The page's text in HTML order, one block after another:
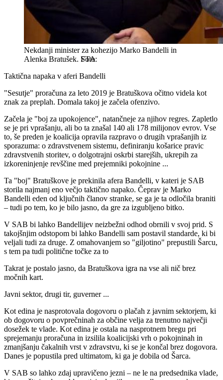
Nekdanji minister za kohezijo Marko Bandelli in
Alenka Bratušek. STA
Taktična napaka v aferi Bandelli
"Sesutje" proračuna za leto 2019 je Bratuškova očitno videla kot
znak za preplah. Domala takoj je začela ofenzivo.
Začela je "boj za upokojence", natančneje za njihov regres. Zapletlo
se je pri vprašanju, ali bo ta znašal 140 ali 178 milijonov evrov. Vse
to, še preden je koalicija opravila razpravo o drugih vprašanjih iz
sporazuma: o zdravstvenem sistemu, definiranju košarice pravic
zdravstvenih storitev, o dolgotrajni oskrbi starejših, ukrepih za
izkoreninjenje revščine med prejemniki pokojnine ...
Ta "boj" Bratuškove je prekinila afera Bandelli, v kateri je SAB
storila najmanj eno večjo taktično napako. Čeprav je Marko
Bandelli eden od ključnih članov stranke, se ga je ta odločila braniti
– tudi po tem, ko je bilo jasno, da gre za izgubljeno bitko.
V SAB bi lahko Bandellijev neizbežni odhod obrnili v svoj prid. S
takojšnjim odstopom bi lahko Bandelli sam postavil standarde, ki bi
veljali tudi za druge. Z omahovanjem so "giljotino" prepustili Šarcu,
s tem pa tudi politične točke za to
Takrat je postalo jasno, da Bratuškova igra na vse ali nič brez
močnih kart.
Javni sektor, drugi tir, guverner ...
Kot edina je nasprotovala dogovoru o plačah z javnim sektorjem, ki
ob dogovoru o povprečninah za občine velja za trenutno največji
dosežek te vlade. Kot edina je ostala na nasprotnem bregu pri
sprejemanju proračuna in izsilila koalicijski vrh o pokojninah in
zmanjšanju čakalnih vrst v zdravstvu, ki se je končal brez dogovora.
Danes je popustila pred ultimatom, ki ga je dobila od Šarca.
V SAB so lahko zdaj upravičeno jezni – ne le na predsednika vlade,